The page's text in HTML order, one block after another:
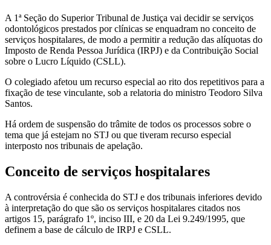
A 1ª Seção do Superior Tribunal de Justiça vai decidir se serviços
odontológicos prestados por clínicas se enquadram no conceito de
serviços hospitalares, de modo a permitir a redução das alíquotas do
Imposto de Renda Pessoa Jurídica (IRPJ) e da Contribuição Social
sobre o Lucro Líquido (CSLL).
O colegiado afetou um recurso especial ao rito dos repetitivos para a
fixação de tese vinculante, sob a relatoria do ministro Teodoro Silva
Santos.
Há ordem de suspensão do trâmite de todos os processos sobre o
tema que já estejam no STJ ou que tiveram recurso especial
interposto nos tribunais de apelação.
Conceito de serviços hospitalares
A controvérsia é conhecida do STJ e dos tribunais inferiores devido
à interpretação do que são os serviços hospitalares citados nos
artigos 15, parágrafo 1º, inciso III, e 20 da Lei 9.249/1995, que
definem a base de cálculo de IRPJ e CSLL.